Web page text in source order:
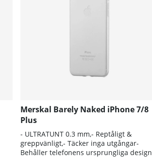
Merskal Barely Naked iPhone 7/8
Plus
- ULTRATUNT 0.3 mm,- Reptåligt &
greppvänligt,- Täcker inga utgångar-
Behåller telefonens ursprungliga design